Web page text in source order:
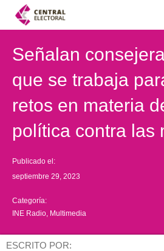
Señalan
que se trabaja
retos en materia
política contra las
Publicado el:
septiembre 29, 2023
Categoría:
INE Radio Multimedia
ESCRITO POR: